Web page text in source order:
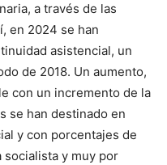
a través de las
en 2024 se han
asistencial, un
de 2018. Un aumento,
con un incremento de la
se han destinado en
y con porcentajes de
y muy por